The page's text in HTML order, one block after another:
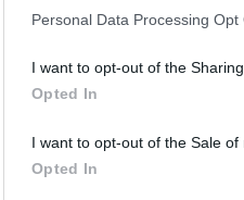
Personal Data Processing Opt
I want to opt-out of the
Opted In
I want to opt-out of the Sale of
Opted In